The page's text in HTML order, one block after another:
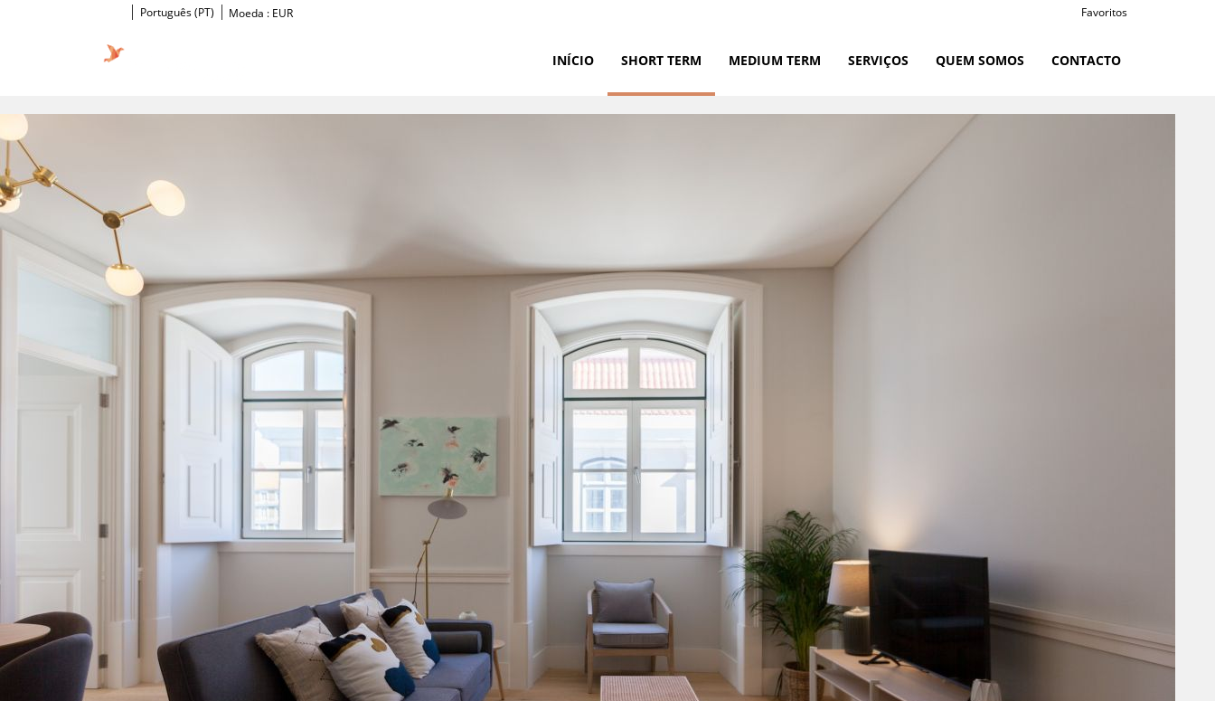
Português (PT) Moeda : EUR Favoritos
INÍCIO SHORT TERM MEDIUM TERM SERVIÇOS QUEM SOMOS CONTACTO